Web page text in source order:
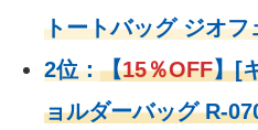
トートバッグ ジオフ
2位：【15％OFF】[
ョルダーバッグ R-